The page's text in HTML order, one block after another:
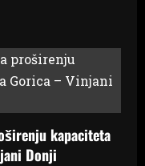
kapaciteta
Donji